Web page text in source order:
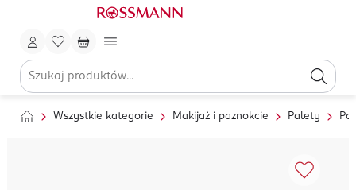
Wszystkie kategorie Makijaż i paznokcie Palety